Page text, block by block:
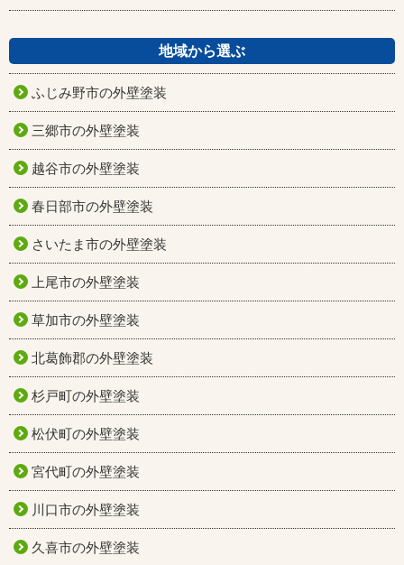
地域から選ぶ
ふじみ野市の外壁塗装
三郷市の外壁塗装
越谷市の外壁塗装
春日部市の外壁塗装
さいたま市の外壁塗装
上尾市の外壁塗装
草加市の外壁塗装
北葛飾郡の外壁塗装
杉戸町の外壁塗装
松伏町の外壁塗装
宮代町の外壁塗装
川口市の外壁塗装
久喜市の外壁塗装